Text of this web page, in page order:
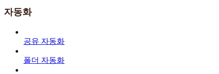
자동화
공유 자동화
폴더 자동화